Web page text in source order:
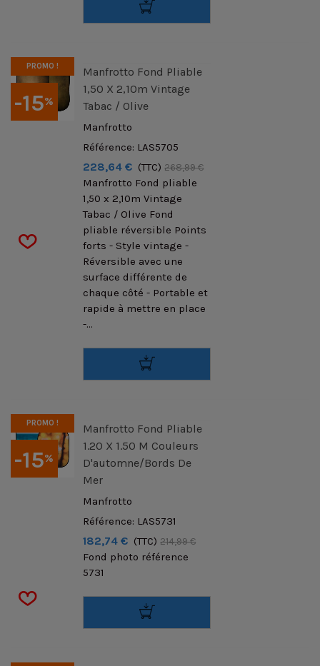
-15%
PROMO !
Manfrotto Fond Pliable
1,50 X 2,10m Vintage
Tabac / Olive
Manfrotto
Référence: LAS5705
228,64 € (TTC) 268,99 €
Manfrotto Fond pliable
1,50 x 2,10m Vintage
Tabac / Olive Fond
pliable réversible Points
forts - Style vintage -
Réversible avec une
surface différente de
chaque côté - Portable et
rapide à mettre en place
-...
-15%
PROMO !
Manfrotto Fond Pliable
1.20 X 1.50 M Couleurs
D'automne/Bords De
Mer
Manfrotto
Référence: LAS5731
182,74 € (TTC) 214,99 €
Fond photo référence
5731